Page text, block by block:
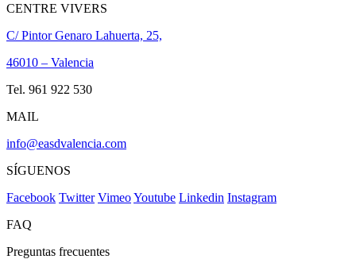
CENTRE VIVERS
C/ Pintor Genaro Lahuerta, 25,
46010 – Valencia
Tel. 961 922 530
MAIL
info@easdvalencia.com
SÍGUENOS
Facebook Twitter VimeoYoutube Linkedin Instagram
FAQ
Preguntas frecuentes